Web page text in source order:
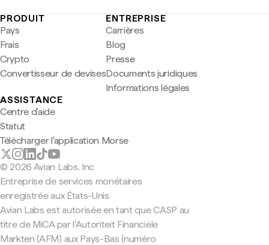
PRODUIT
Pays
Frais
Crypto
Convertisseur de devises
ENTREPRISE
Carrières
Blog
Presse
Documents juridiques
Informations légales
ASSISTANCE
Centre d'aide
Statut
Télécharger l'application Morse
© 2026 Avian Labs, Inc
Entreprise de services monétaires
enregistrée aux États-Unis
Avian Labs est autorisée en tant que CASP au
titre de MiCA par l'Autoriteit Financiële
Markten (AFM) aux Pays-Bas (numéro